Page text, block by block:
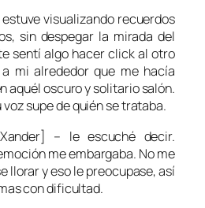
visualizando recuerdos
sin despegar la mirada del
sentí algo hacer click al otro
mi alrededor que me hacía
aquél oscuro y solitario salón.
supe de quién se trataba.
– le escuché decir.
me embargaba. No me
llorar y eso le preocupase, así
con dificultad.